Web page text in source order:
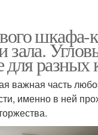
шкафа-
зала.
разных
важная часть
именно в ней